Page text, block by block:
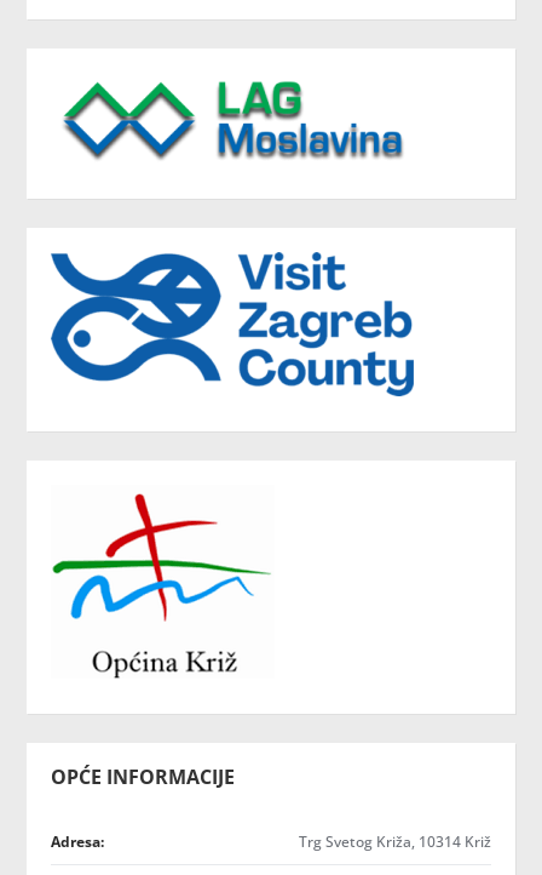
OPĆE INFORMACIJE
Adresa: Trg Svetog Križa, 10314 Križ